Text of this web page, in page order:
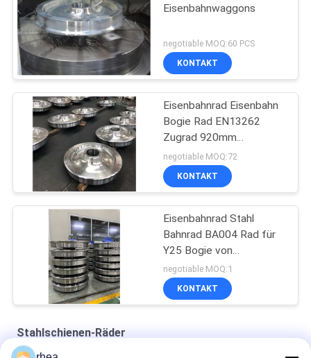
Eisenbahnwaggons
negotiable MOQ:60 PCS
KONTAKT
Eisenbahnrad Eisenbahn
Bogie Rad EN13262
Zugrad 920mm
Waggonrad
negotiable MOQ:72
KONTAKT
Eisenbahnrad Stahl
Bahnrad BA004 Rad für
Y25 Bogie von
Eisenbahnwagen
negotiable MOQ:1
KONTAKT
Stahlschienen-Räder